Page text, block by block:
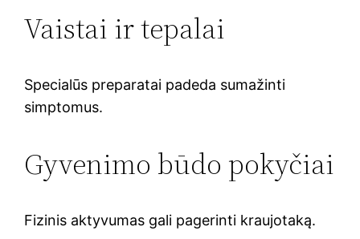
Vaistai ir tepalai
Specialūs preparatai padeda sumažinti
simptomus.
Gyvenimo būdo pokyčiai
Fizinis aktyvumas gali pagerinti kraujotaką.